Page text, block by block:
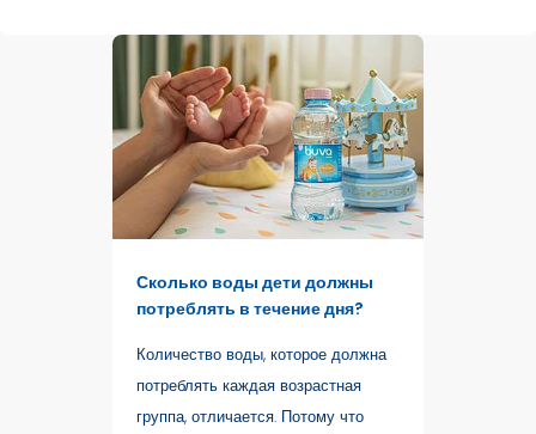
Сколько воды дети должны
потреблять в течение дня?
Количество воды, которое должна
потреблять каждая возрастная
группа, отличается. Потому что